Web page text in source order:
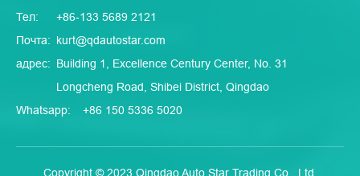
Тел:
+86-133 5689 2121
Почта: kurt@qdautostar.com
адрес: Building 1, Excellence Century Center, No. 31
Longcheng Road, Shibei District, Qingdao
Whatsapp:
+86 150 5336 5020